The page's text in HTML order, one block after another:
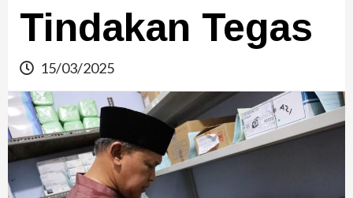
Tindakan Tegas
15/03/2025